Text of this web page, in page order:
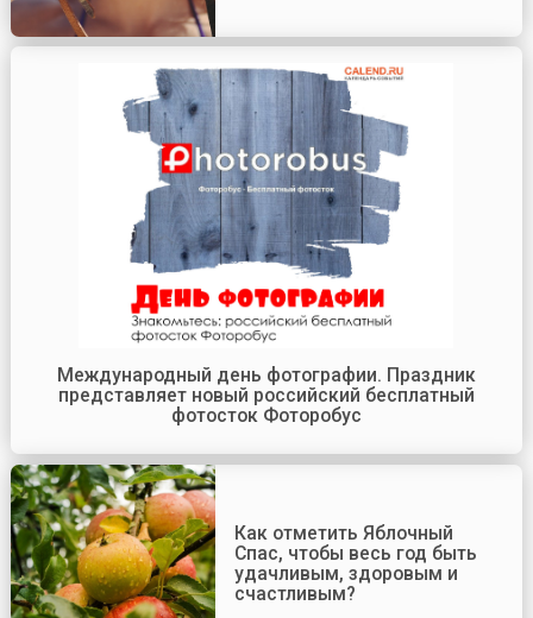
Международный день фотографии. Праздник
представляет новый российский бесплатный
фотосток Фоторобус
Как отметить Яблочный
Спас, чтобы весь год быть
удачливым, здоровым и
счастливым?